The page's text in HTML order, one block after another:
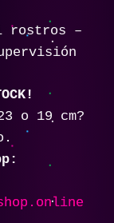
rostros –
o 19 cm?